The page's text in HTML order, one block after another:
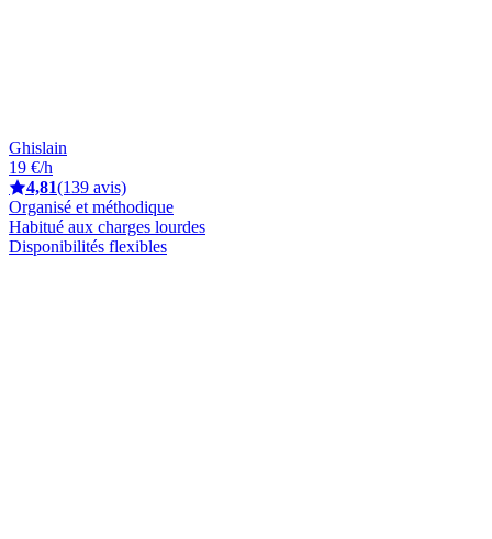
Ghislain
19 €/h
4,81(139 avis)
Organisé et méthodique
Habitué aux charges lourdes
Disponibilités flexibles